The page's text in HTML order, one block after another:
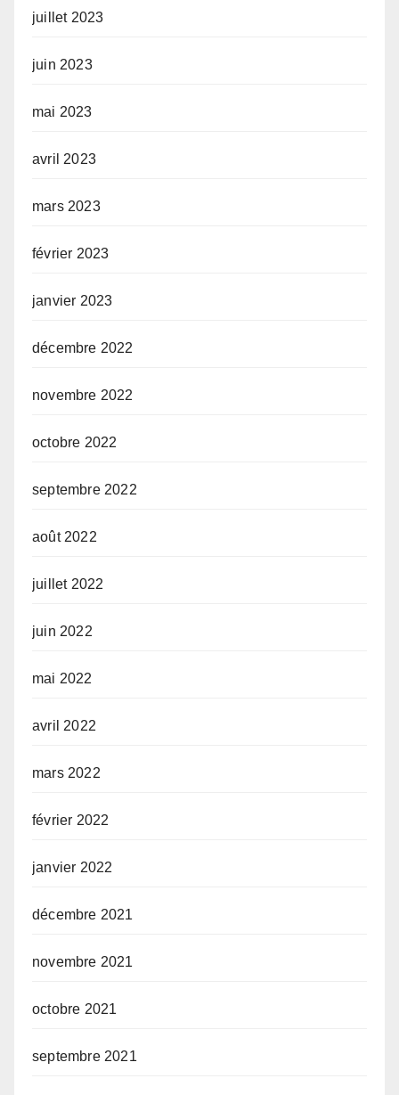
juillet 2023
juin 2023
mai 2023
avril 2023
mars 2023
février 2023
janvier 2023
décembre 2022
novembre 2022
octobre 2022
septembre 2022
août 2022
juillet 2022
juin 2022
mai 2022
avril 2022
mars 2022
février 2022
janvier 2022
décembre 2021
novembre 2021
octobre 2021
septembre 2021